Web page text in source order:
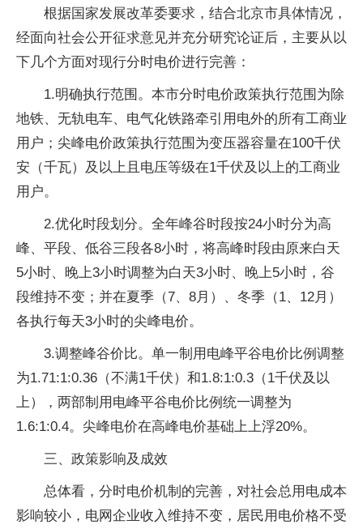
根据国家发展改革委要求，结合北京市具体情况，
经面向社会公开征求意见并充分研究论证后，主要从以
下几个方面对现行分时电价进行完善：
1.明确执行范围。本市分时电价政策执行范围为除
地铁、无轨电车、电气化铁路牵引用电外的所有工商业
用户；尖峰电价政策执行范围为变压器容量在100千伏
安（千瓦）及以上且电压等级在1千伏及以上的工商业
用户。
2.优化时段划分。全年峰谷时段按24小时分为高
峰、平段、低谷三段各8小时，将高峰时段由原来白天
5小时、晚上3小时调整为白天3小时、晚上5小时，谷
段维持不变；并在夏季（7、8月）、冬季（1、12月）
各执行每天3小时的尖峰电价。
3.调整峰谷价比。单一制用电峰平谷电价比例调整
为1.71:1:0.36（不满1千伏）和1.8:1:0.3（1千伏及以
上），两部制用电峰平谷电价比例统一调整为
1.6:1:0.4。尖峰电价在高峰电价基础上上浮20%。
三、政策影响及成效
总体看，分时电价机制的完善，对社会总用电成本
影响较小，电网企业收入维持不变，居民用电价格不受